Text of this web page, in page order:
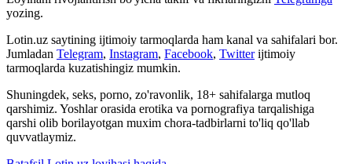
yozing.
Lotin.uz saytining ijtimoiy tarmoqlarda ham kanal va sahifalari bor.
Jumladan Telegram, Instagram, Facebook, Twitter ijtimoiy
tarmoqlarda kuzatishingiz mumkin.
Shuningdek, seks, porno, zo'ravonlik, 18+ sahifalarga mutloq
qarshimiz. Yoshlar orasida erotika va pornografiya tarqalishiga
qarshi olib borilayotgan muxim chora-tadbirlarni to'liq qo'llab
quvvatlaymiz.